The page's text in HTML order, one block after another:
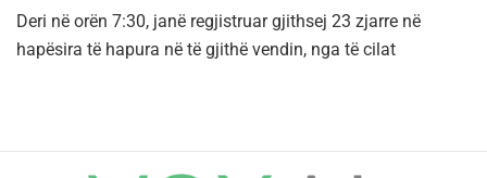
Deri në orën 7:30, janë regjistruar gjithsej 23 zjarre në
hapësira të hapura në të gjithë vendin, nga të cilat